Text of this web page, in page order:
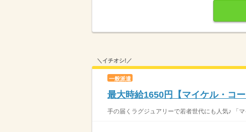
＼イチオシ!／
一般派遣
最大時給1650円【マイケル・コ
手の届くラグジュアリーで若者世代にも人気♪ 「